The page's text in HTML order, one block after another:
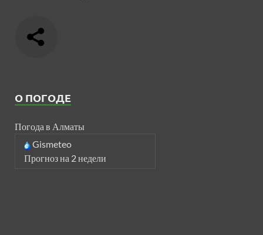
О ПОГОДЕ
Погода в Алматы
Gismeteo
Прогноз на 2 недели